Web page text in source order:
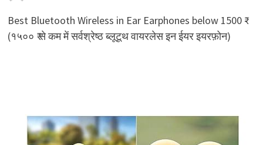
Best Bluetooth Wireless in Ear Earphones below 1500 ₹-
(१५०० ₹ से कम में सर्वश्रेष्ठ ब्लूटूथ वायरलेस इन ईयर इयरफ़ोन)